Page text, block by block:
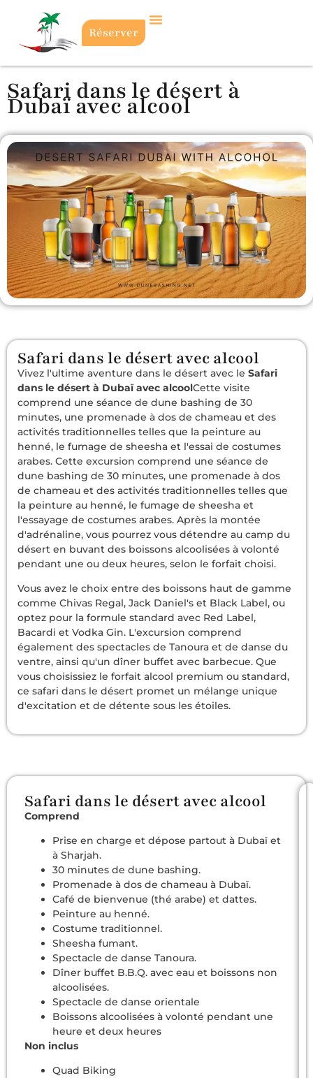
Réserver
Safari dans le désert à
Dubaï avec alcool
Safari dans le désert avec alcool
Vivez l'ultime aventure dans le désert avec le Safari
dans le désert à Dubaï avec alcoolCette visite
comprend une séance de dune bashing de 30
minutes, une promenade à dos de chameau et des
activités traditionnelles telles que la peinture au
henné, le fumage de sheesha et l'essai de costumes
arabes. Cette excursion comprend une séance de
dune bashing de 30 minutes, une promenade à dos
de chameau et des activités traditionnelles telles que
la peinture au henné, le fumage de sheesha et
l'essayage de costumes arabes. Après la montée
d'adrénaline, vous pourrez vous détendre au camp du
désert en buvant des boissons alcoolisées à volonté
pendant une ou deux heures, selon le forfait choisi.
Vous avez le choix entre des boissons haut de gamme
comme Chivas Regal, Jack Daniel's et Black Label, ou
optez pour la formule standard avec Red Label,
Bacardi et Vodka Gin. L'excursion comprend
également des spectacles de Tanoura et de danse du
ventre, ainsi qu'un dîner buffet avec barbecue. Que
vous choisissiez le forfait alcool premium ou standard,
ce safari dans le désert promet un mélange unique
d'excitation et de détente sous les étoiles.
Safari dans le désert avec alcool
Comprend
Prise en charge et dépose partout à Dubaï et
à Sharjah.
30 minutes de dune bashing.
Promenade à dos de chameau à Dubaï.
Café de bienvenue (thé arabe) et dattes.
Peinture au henné.
Costume traditionnel.
Sheesha fumant.
Spectacle de danse Tanoura.
Dîner buffet B.B.Q. avec eau et boissons non
alcoolisées.
Spectacle de danse orientale
Boissons alcoolisées à volonté pendant une
heure et deux heures
Non inclus
Quad Biking